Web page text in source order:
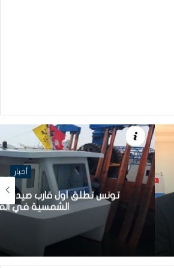
أخبار
قارب صيد كهربائي يعمل بالطاقة
في المتوسط